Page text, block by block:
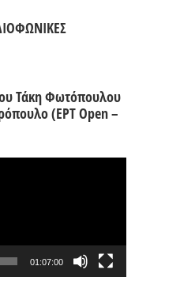
Τάκη Φωτόπουλου
(ΕΡΤ Open –
01:07:00